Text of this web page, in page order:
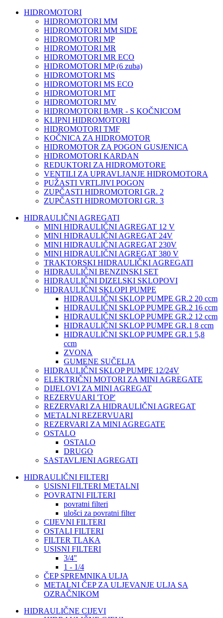
HIDROMOTORI
HIDROMOTORI MM
HIDROMOTORI MM SIDE
HIDROMOTORI MP
HIDROMOTORI MR
HIDROMOTORI MR ECO
HIDROMOTORI MP (6 zuba)
HIDROMOTORI MS
HIDROMOTORI MS ECO
HIDROMOTORI MT
HIDROMOTORI MV
HIDROMOTORI B/MR - S KOČNICOM
KLIPNI HIDROMOTORI
HIDROMOTORI TMF
KOČNICA ZA HIDROMOTOR
HIDROMOTOR ZA POGON GUSJENICA
HIDROMOTORI KARDAN
REDUKTORI ZA HIDROMOTORE
VENTILI ZA UPRAVLJANJE HIDROMOTORA
PUŽASTI VRTLJIVI POGON
ZUPČASTI HIDROMOTORI GR. 2
ZUPČASTI HIDROMOTORI GR. 3
HIDRAULIČNI AGREGATI
MINI HIDRAULIČNI AGREGAT 12 V
MINI HIDRAULIČNI AGREGAT 24V
MINI HIDRAULIČNI AGREGAT 230V
MINI HIDRAULIČNI AGREGAT 380 V
TRAKTORSKI HIDRAULIČKI AGREGATI
HIDRAULIČNI BENZINSKI SET
HIDRAULIČNI DIZELSKI SKLOPOVI
HIDRAULIČNI SKLOPI PUMPE
HIDRAULIČNI SKLOP PUMPE GR.2 20 ccm
HIDRAULIČNI SKLOP PUMPE GR.2 16 ccm
HIDRAULIČNI SKLOP PUMPE GR.2 12 ccm
HIDRAULIČNI SKLOP PUMPE GR.1 8 ccm
HIDRAULIČNI SKLOP PUMPE GR.1 5,8
ccm
ZVONA
GUMENE SUČELJA
HIDRAULIČNI SKLOP PUMPE 12/24V
ELEKTRIČNI MOTORI ZA MINI AGREGATE
DIJELOVI ZA MINI AGREGAT
REZERVUARI 'TOP'
REZERVARI ZA HIDRAULIČNI AGREGAT
METALNI REZERVUARI
REZERVARI ZA MINI AGREGATE
OSTALO
OSTALO
DRUGO
SASTAVLJENI AGREGATI
HIDRAULIČNI FILTERI
USISNI FILTERI METALNI
POVRATNI FILTERI
povratni filteri
ulošci za povratni filter
CIJEVNI FILTERI
OSTALI FILTERI
FILTER TLAKA
USISNI FILTERI
3/4"
1 - 1/4
ČEP SPREMNIKA ULJA
METALNI ČEP ZA ULJEVANJE ULJA SA
OZRAČNIKOM
HIDRAULIČNE CIJEVI